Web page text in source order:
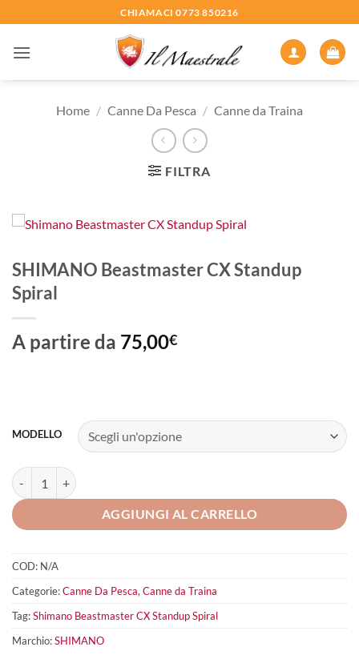
ai
contenuti
CHIAMACI 0773 850216
Home / Canne Da Pesca / Canne da Traina
FILTRA
SHIMANO Beastmaster CX Standup
Spiral
A partire da 75,00€
MODELLO
SHIMANO Beastmaster CX Standup Spiral quantità
AGGIUNGI AL CARRELLO
COD: N/A
Categorie:Canne Da Pesca, Canne da Traina
Tag:Shimano Beastmaster CX Standup Spiral
Marchio:SHIMANO